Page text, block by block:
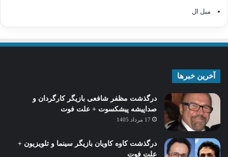
مبل ال
آخرین خبرها
درگذشت مظفر شافعی بازیگر کارگردان و
صداپیشه پیشکسوت + علت فوت
17 مرداد 1405
درگذشت کاوه کاویان بازیگر سینما و تلویزیون +
علت فوت